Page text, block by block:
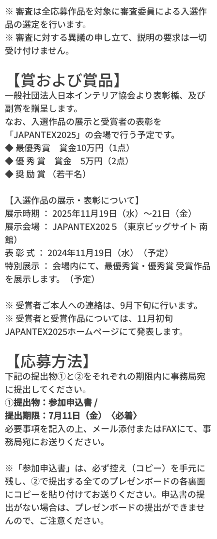
※ 審査は全応募作品を対象に審査委員による入選作
品の選定を行います。
※ 審査に対する異議の申し立て、説明の要求は一切
受け付けません。
【賞および賞品】
一般社団法人日本インテリア協会より表彰楯、及び
副賞を贈呈します。
なお、入選作品の展示と受賞者の表彰を
「JAPANTEX2025」の会場で行う予定です。
◆ 最優秀賞 賞金10万円（1点）
◆ 優 秀 賞 賞金 5万円（2点）
◆ 奨 励 賞 （若干名）
【入選作品の展示・表彰について】
展示時期 ： 2025年11月19日（水）～21日（金）
展示会場 ： JAPANTEX202５（東京ビッグサイト 南
館）
表 彰 式 ： 2024年11月19日（水）（予定）
特別展示 ： 会場内にて、最優秀賞・優秀賞 受賞作品
を展示します。（予定）
※ 受賞者ご本人への連絡は、9月下旬に行います。
※ 受賞者と受賞作品については、11月初旬
JAPANTEX2025ホームページにて発表します。
【応募方法】
下記の提出物①と②をそれぞれの期限内に事務局宛
に提出してください。
①提出物：参加申込書 /
提出期限：7月11日（金）〈必着〉
必要事項を記入の上、メール添付またはFAXにて、事
務局宛にお送りください。
※「参加申込書」は、必ず控え（コピー）を手元に
残し、②で提出する全てのプレゼンボードの各裏面
にコピーを貼り付けてお送りください。申込書の提
出がない場合は、プレゼンボードの提出ができませ
んので、ご注意ください。